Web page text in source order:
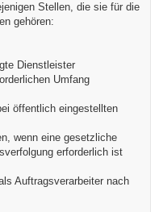
Stellen, die sie für die
gehören:
Dienstleister
Umfang
öffentlich eingestellten
wenn eine gesetzliche
erforderlich ist
Auftragsverarbeiter nach